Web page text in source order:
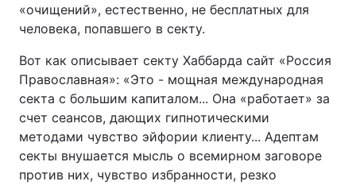
«очищений», естественно, не бесплатных для
человека, попавшего в секту.
Вот как описывает секту Хаббарда сайт «Россия
Православная»: «Это - мощная международная
секта с большим капиталом... Она «работает» за
счет сеансов, дающих гипнотическими
методами чувство эйфории клиенту... Адептам
секты внушается мысль о всемирном заговоре
против них, чувство избранности, резко